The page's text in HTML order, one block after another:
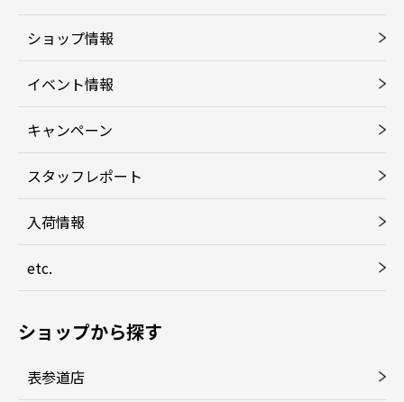
ショップ情報
イベント情報
キャンペーン
スタッフレポート
入荷情報
etc.
ショップから探す
表参道店